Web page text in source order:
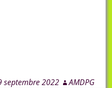
septembre 2022 AMDPG